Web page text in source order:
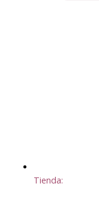
Tienda: